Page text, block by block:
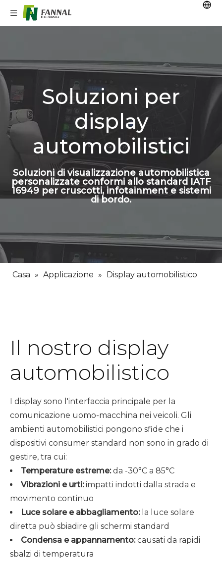
Soluzioni per
display
automobilistici
Soluzioni di visualizzazione automobilistica
personalizzate conformi allo standard IATF
16949 per cruscotti, infotainment e sistemi
di bordo.
Casa » Applicazione » Display automobilistico
Il nostro display
automobilistico
I display sono l'interfaccia principale per la
comunicazione uomo-macchina nei veicoli. Gli
ambienti automobilistici pongono sfide che i
dispositivi consumer standard non sono in grado di
gestire, tra cui:
Temperature estreme:da -30°C a 85°C
Vibrazioni e urti:impatti indotti dalla strada e
movimento continuo
Luce solare e abbagliamento: la luce solare
diretta può sbiadire gli schermi standard
Condensa e appannamento:causati da rapidi
sbalzi di temperatura